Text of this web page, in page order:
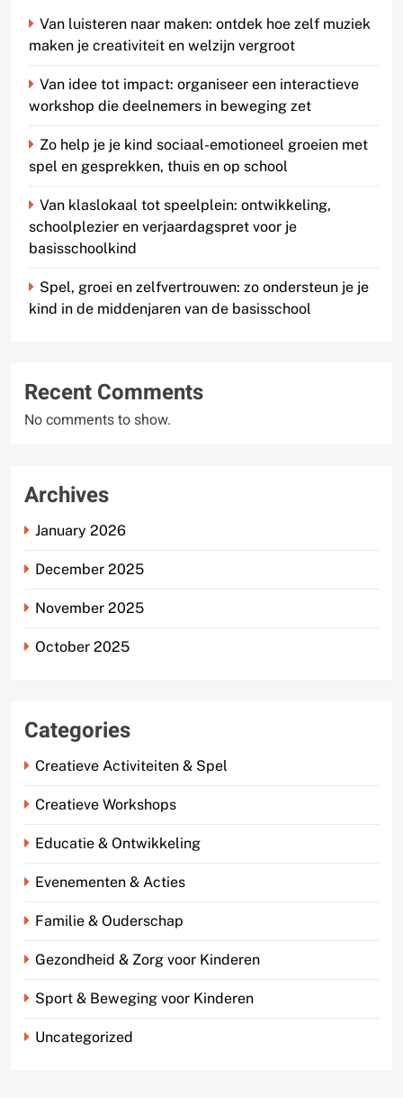
Van luisteren naar maken: ontdek hoe zelf muziek
maken je creativiteit en welzijn vergroot
Van idee tot impact: organiseer een interactieve
workshop die deelnemers in beweging zet
Zo help je je kind sociaal-emotioneel groeien met
spel en gesprekken, thuis en op school
Van klaslokaal tot speelplein: ontwikkeling,
schoolplezier en verjaardagspret voor je
basisschoolkind
Spel, groei en zelfvertrouwen: zo ondersteun je je
kind in de middenjaren van de basisschool
Recent Comments
No comments to show.
Archives
January 2026
December 2025
November 2025
October 2025
Categories
Creatieve Activiteiten & Spel
Creatieve Workshops
Educatie & Ontwikkeling
Evenementen & Acties
Familie & Ouderschap
Gezondheid & Zorg voor Kinderen
Sport & Beweging voor Kinderen
Uncategorized